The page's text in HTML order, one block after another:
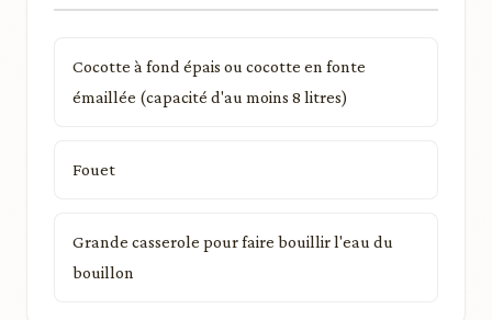
Cocotte à fond épais ou cocotte en fonte
émaillée (capacité d'au moins 8 litres)
Fouet
Grande casserole pour faire bouillir l'eau du
bouillon